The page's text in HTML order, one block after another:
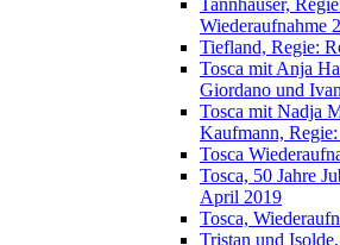
Wiederaufnahme
Tiefland, Regie:
Tosca mit Anja
Giordano und
Tosca mit Nadja
Kaufmann,
Tosca
Tosca, 50 Jahre
April 2019
Tosca,
Tristan und